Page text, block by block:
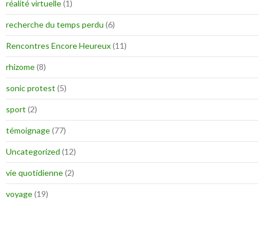
réalité virtuelle(1)
recherche du temps perdu (6)
Rencontres Encore Heureux(11)
rhizome(8)
sonic protest (5)
sport (2)
témoignage(77)
Uncategorized (12)
vie quotidienne(2)
voyage(19)